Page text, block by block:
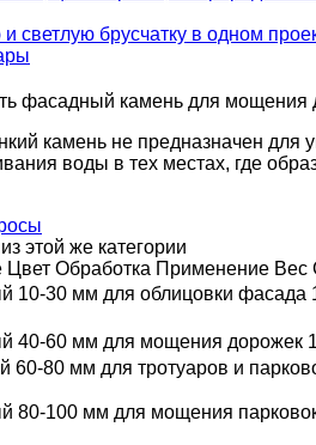
и светлую брусчатку в одном
фасадный камень для мощения
камень не предназначен для
воды в тех местах, где
этой же категории
Цвет Обработка Применение Вес